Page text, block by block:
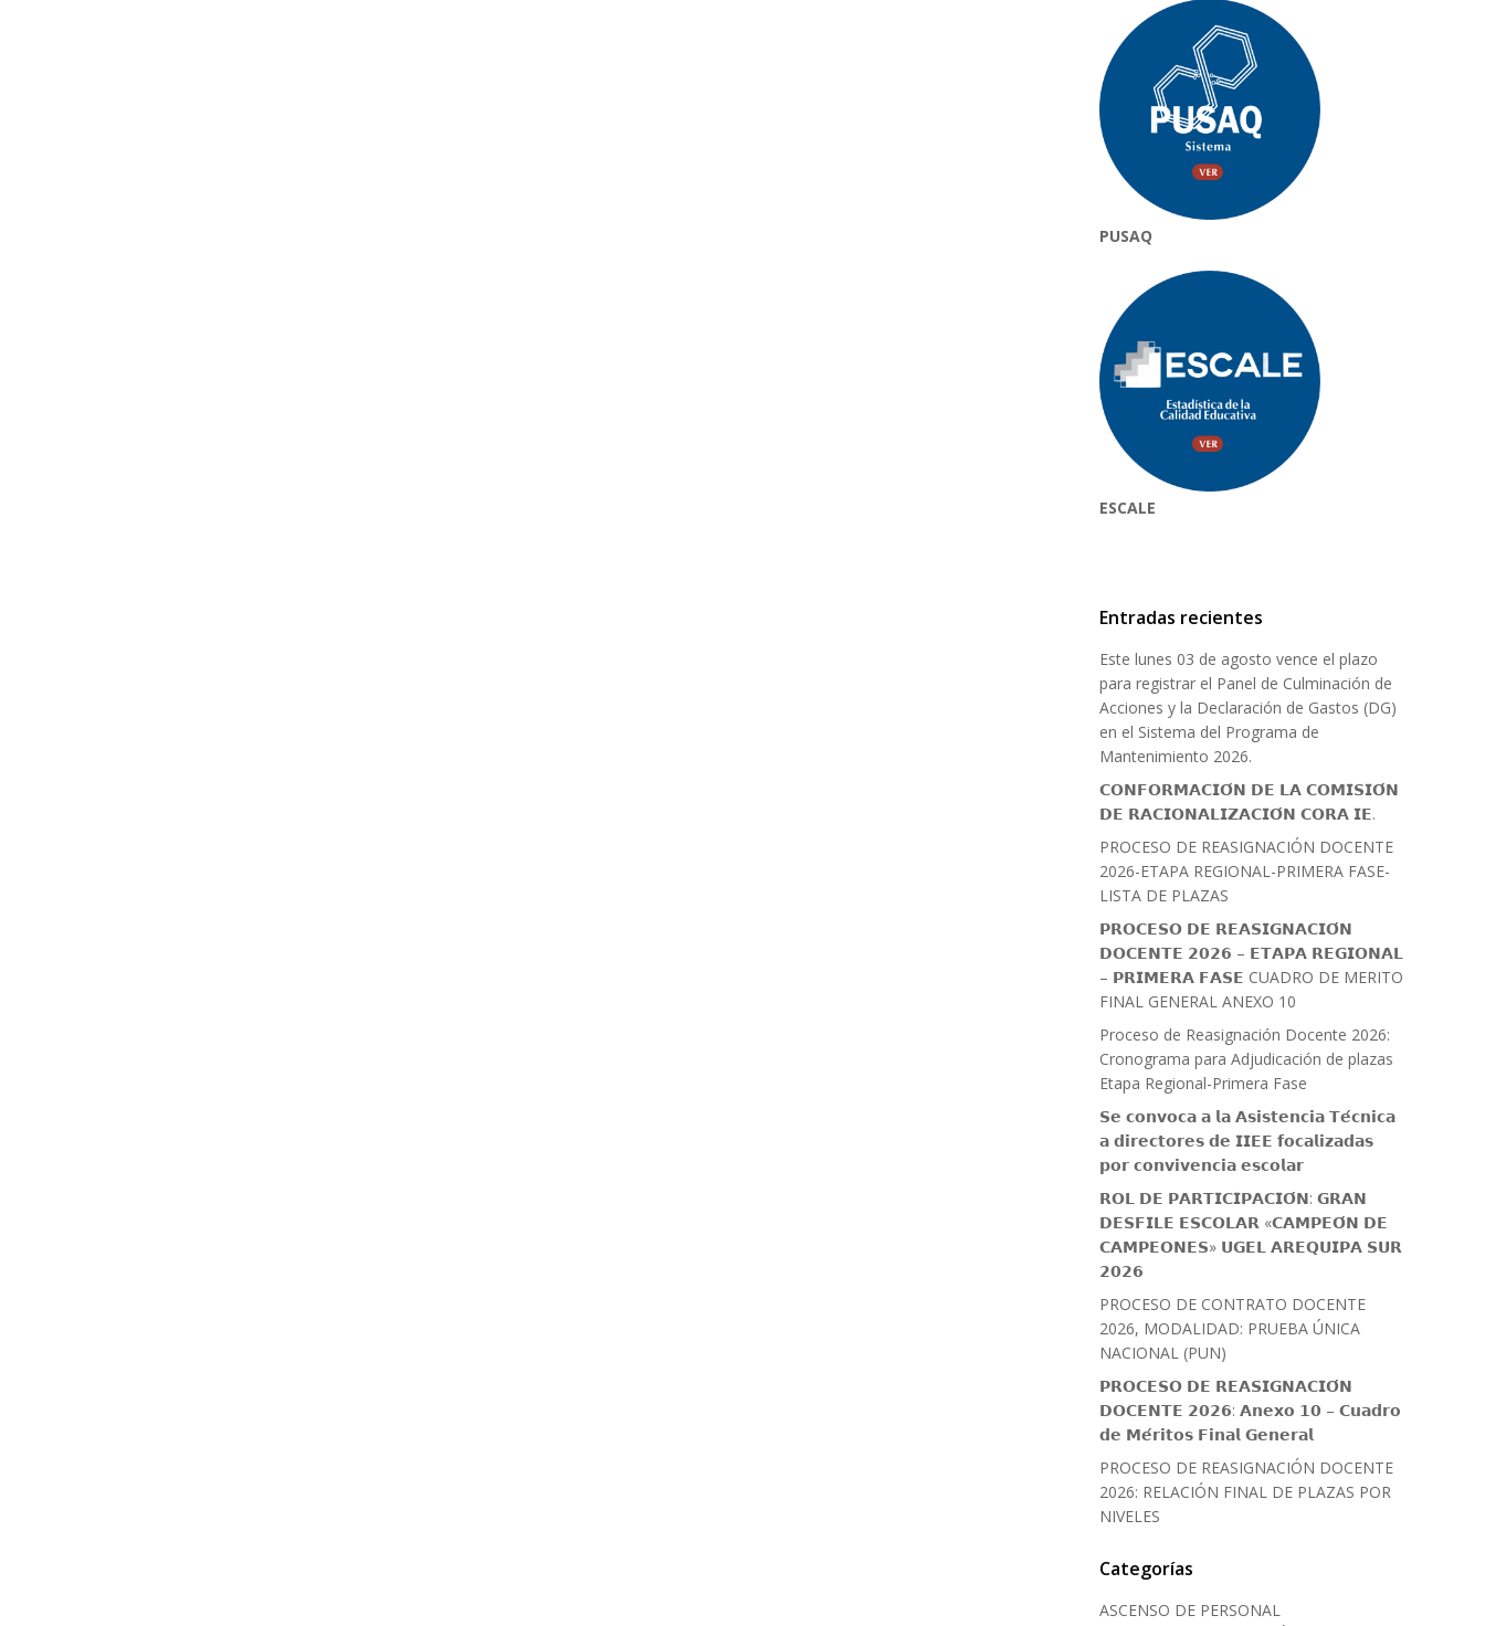
PUSAQ
ESCALE
Entradas recientes
Este lunes 03 de agosto vence el plazo
para registrar el Panel de Culminación de
Acciones y la Declaración de Gastos (DG)
en el Sistema del Programa de
Mantenimiento 2026.
𝗖𝗢𝗡𝗙𝗢𝗥𝗠𝗔𝗖𝗜𝗢́𝗡 𝗗𝗘 𝗟𝗔 𝗖𝗢𝗠𝗜𝗦𝗜𝗢́𝗡
𝗗𝗘 𝗥𝗔𝗖𝗜𝗢𝗡𝗔𝗟𝗜𝗭𝗔𝗖𝗜𝗢́𝗡 𝗖𝗢𝗥𝗔 𝗜𝗘.
PROCESO DE REASIGNACIÓN DOCENTE
2026-ETAPA REGIONAL-PRIMERA FASE-
LISTA DE PLAZAS
𝗣𝗥𝗢𝗖𝗘𝗦𝗢 𝗗𝗘 𝗥𝗘𝗔𝗦𝗜𝗚𝗡𝗔𝗖𝗜𝗢́𝗡
𝗗𝗢𝗖𝗘𝗡𝗧𝗘 𝟮𝟬𝟮𝟲 – 𝗘𝗧𝗔𝗣𝗔 𝗥𝗘𝗚𝗜𝗢𝗡𝗔𝗟
– 𝗣𝗥𝗜𝗠𝗘𝗥𝗔 𝗙𝗔𝗦𝗘 CUADRO DE MERITO
FINAL GENERAL ANEXO 10
Proceso de Reasignación Docente 2026:
Cronograma para Adjudicación de plazas
Etapa Regional-Primera Fase
𝗦𝗲 𝗰𝗼𝗻𝘃𝗼𝗰𝗮 𝗮 𝗹𝗮 𝗔𝘀𝗶𝘀𝘁𝗲𝗻𝗰𝗶𝗮 𝗧𝗲́𝗰𝗻𝗶𝗰𝗮
𝗮 𝗱𝗶𝗿𝗲𝗰𝘁𝗼𝗿𝗲𝘀 𝗱𝗲 𝗜𝗜𝗘𝗘 𝗳𝗼𝗰𝗮𝗹𝗶𝘇𝗮𝗱𝗮𝘀
𝗽𝗼𝗿 𝗰𝗼𝗻𝘃𝗶𝘃𝗲𝗻𝗰𝗶𝗮 𝗲𝘀𝗰𝗼𝗹𝗮𝗿
𝗥𝗢𝗟 𝗗𝗘 𝗣𝗔𝗥𝗧𝗜𝗖𝗜𝗣𝗔𝗖𝗜𝗢́𝗡: 𝗚𝗥𝗔𝗡
𝗗𝗘𝗦𝗙𝗜𝗟𝗘 𝗘𝗦𝗖𝗢𝗟𝗔𝗥 «𝗖𝗔𝗠𝗣𝗘𝗢́𝗡 𝗗𝗘
𝗖𝗔𝗠𝗣𝗘𝗢𝗡𝗘𝗦» 𝗨𝗚𝗘𝗟 𝗔𝗥𝗘𝗤𝗨𝗜𝗣𝗔 𝗦𝗨𝗥
𝟮𝟬𝟮𝟲
PROCESO DE CONTRATO DOCENTE
2026, MODALIDAD: PRUEBA ÚNICA
NACIONAL (PUN)
𝗣𝗥𝗢𝗖𝗘𝗦𝗢 𝗗𝗘 𝗥𝗘𝗔𝗦𝗜𝗚𝗡𝗔𝗖𝗜𝗢́𝗡
𝗗𝗢𝗖𝗘𝗡𝗧𝗘 𝟮𝟬𝟮𝟲: 𝗔𝗻𝗲𝘅𝗼 𝟭𝟬 – 𝗖𝘂𝗮𝗱𝗿𝗼
𝗱𝗲 𝗠𝗲́𝗿𝗶𝘁𝗼𝘀 𝗙𝗶𝗻𝗮𝗹 𝗚𝗲𝗻𝗲𝗿𝗮𝗹
PROCESO DE REASIGNACIÓN DOCENTE
2026: RELACIÓN FINAL DE PLAZAS POR
NIVELES
Categorías
ASCENSO DE PERSONAL